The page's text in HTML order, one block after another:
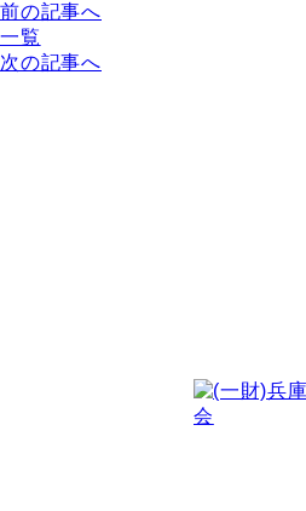
前の記事へ
一覧
次の記事へ